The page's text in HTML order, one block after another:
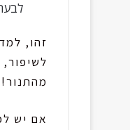
זהו,
מהתנור!
אם יש